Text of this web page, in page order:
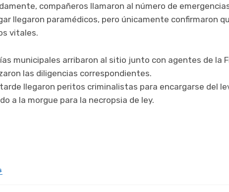
compañeros llamaron al número de
llegaron paramédicos, pero únicamente confirmaron
vitales.
municipales arribaron al sitio junto con agentes de la
las diligencias correspondientes.
llegaron peritos criminalistas para encargarse del
a la morgue para la necropsia de ley.